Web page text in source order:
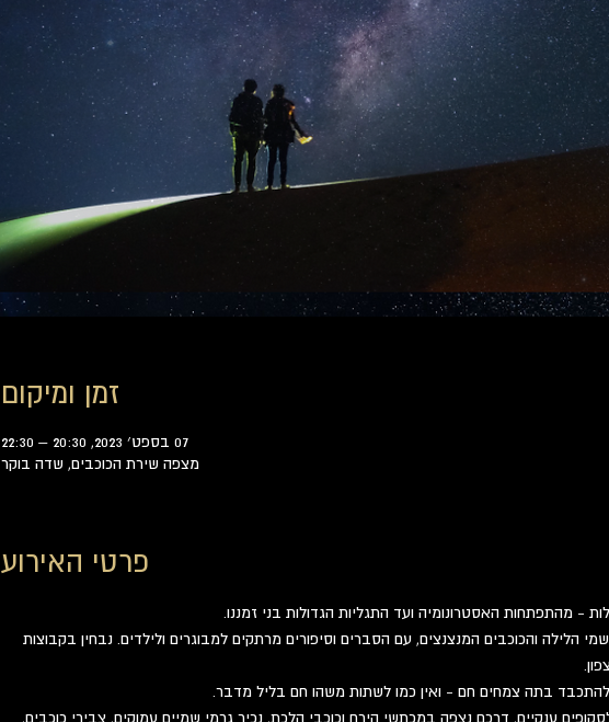
זמן ומיקום
07 בספט׳ 2023, 20:30 – 22:30
מצפה שירת הכוכבים, שדה בוקר
פרטי האירוע
- מהתפתחות האסטרונומיה ועד התגליות הגדולות בני זמננו.
הלילה והכוכבים המנצנצים, עם הסברים וסיפורים מרתקים למבוגרים ולילדים. נבחין בקבוצות
בתה צמחים חם - ואין כמו לשתות משהו חם בליל מדבר.
ענקיים, דרכם נצפה במכתשי הירח וכוכבי הלכת, נכיר גרמי שמיים עמוקים, צבירי כוכבים,